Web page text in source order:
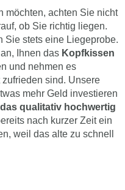
möchten, achten Sie nicht
ob Sie richtig liegen.
Sie stets eine Liegeprobe.
Ihnen das Kopfkissen
und nehmen es
sind. Unsere
mehr Geld investieren
qualitativ hochwertig
nach kurzer Zeit ein
weil das alte zu schnell